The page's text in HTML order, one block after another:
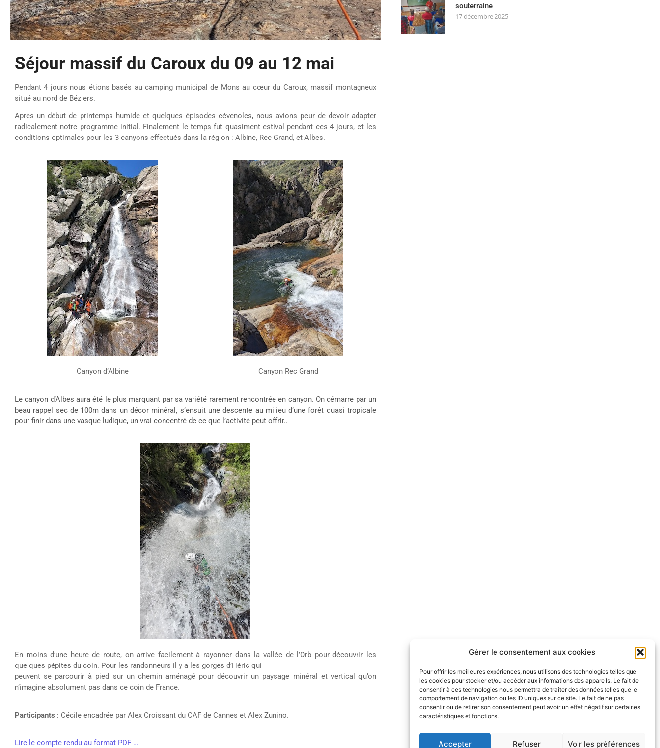
Gérer le consentement aux cookies
Pour offrir les meilleures expériences, nous utilisons des technologies telles que
les cookies pour stocker et/ou accéder aux informations des appareils. Le fait de
consentir à ces technologies nous permettra de traiter des données telles que le
comportement de navigation ou les ID uniques sur ce site. Le fait de ne pas
consentir ou de retirer son consentement peut avoir un effet négatif sur certaines
caractéristiques et fonctions.
Accepter Refuser Voir les préférences
Séjour massif du Caroux du 09 au 12 mai
Pendant 4 jours nous étions basés au camping municipal de Mons au cœur du Caroux, massif montagneux
situé au nord de Béziers.
Après un début de printemps humide et quelques épisodes cévenoles, nous avions peur de devoir adapter
radicalement notre programme initial. Finalement le temps fut quasiment estival pendant ces 4 jours, et les
conditions optimales pour les 3 canyons effectués dans la région : Albine, Rec Grand, et Albes.
Canyon d’Albine Canyon Rec Grand
Le canyon d’Albes aura été le plus marquant par sa variété rarement rencontrée en canyon. On démarre par un
beau rappel sec de 100m dans un décor minéral, s’ensuit une descente au milieu d’une forêt quasi tropicale
pour finir dans une vasque ludique, un vrai concentré de ce que l’activité peut offrir..
En moins d’une heure de route, on arrive facilement à rayonner dans la vallée de l’Orb pour découvrir les
quelques pépites du coin. Pour les randonneurs il y a les gorges d’Héric qui
peuvent se parcourir à pied sur un chemin aménagé pour découvrir un paysage minéral et vertical qu’on
n’imagine absolument pas dans ce coin de France.
Participants : Cécile encadrée par Alex Croissant du CAF de Cannes et Alex Zunino.
Lire le compte rendu au format PDF …
souterraine
17 décembre 2025